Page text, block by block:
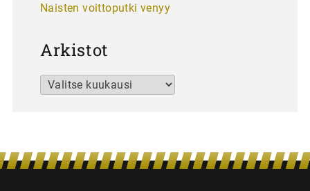
Naisten voittoputki venyy
Arkistot
Arkistot